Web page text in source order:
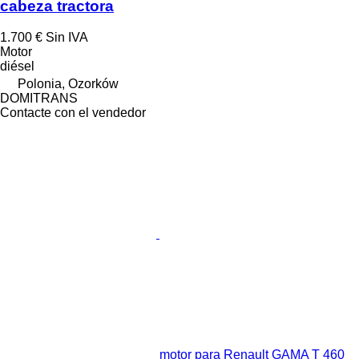
cabeza tractora
1.700 € Sin IVA
Motor
diésel
Polonia, Ozorków
DOMITRANS
Contacte con el vendedor
motor para Renault GAMA T 460